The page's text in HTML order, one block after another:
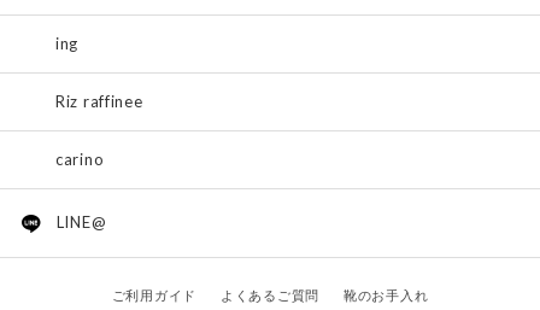
ing
Riz raffinee
carino
LINE@
ご利用ガイド よくあるご質問 靴のお手入れ